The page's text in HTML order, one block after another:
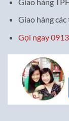
Giao hàng
Gọi ngay